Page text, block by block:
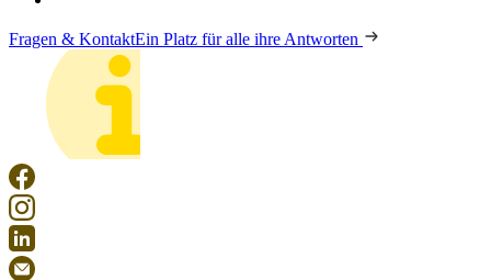
Fragen & KontaktEin Platz für alle ihre Antworten